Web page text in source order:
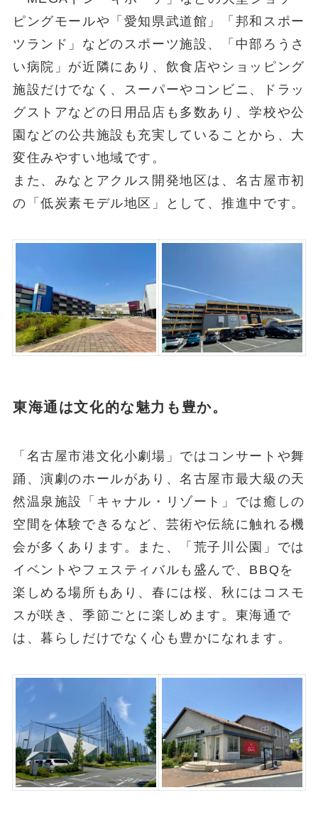
ピングモールや「愛知県武道館」「邦和スポー
ツランド」などのスポーツ施設、「中部ろうさ
い病院」が近隣にあり、飲食店やショッピング
施設だけでなく、スーパーやコンビニ、ドラッ
グストアなどの日用品店も多数あり、学校や公
園などの公共施設も充実していることから、大
変住みやすい地域です。
また、みなとアクルス開発地区は、名古屋市初
の「低炭素モデル地区」として、推進中です。
東海通は文化的な魅力も豊か。
「名古屋市港文化小劇場」ではコンサートや舞
踊、演劇のホールがあり、名古屋市最大級の天
然温泉施設「キャナル・リゾート」では癒しの
空間を体験できるなど、芸術や伝統に触れる機
会が多くあります。また、「荒子川公園」では
イベントやフェスティバルも盛んで、BBQを
楽しめる場所もあり、春には桜、秋にはコスモ
スが咲き、季節ごとに楽しめます。東海通で
は、暮らしだけでなく心も豊かになれます。